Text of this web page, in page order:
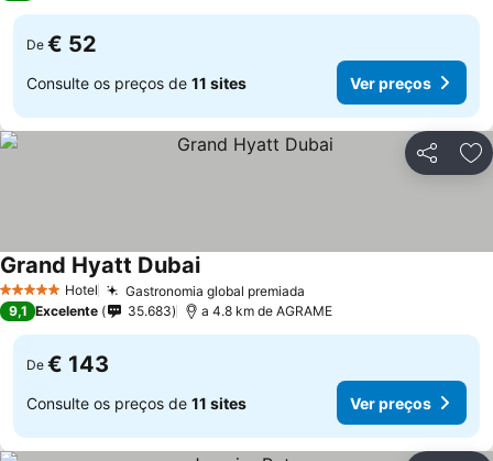
De € 52
Consulte os preços de 11 sites Ver preços
Partilhar
5 Estrelas Hotel Gastronomia global premiada
Grand Hyatt DubaiVer preços
9,1 Excelente 35.683 a 4.8 km de AGRAME
De € 143
Consulte os preços de 11 sites Ver preços